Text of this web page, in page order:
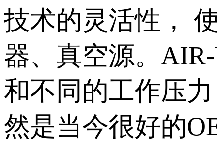
技术的灵活性，
器、真空源。
和不同的工作压
然是当今很好的